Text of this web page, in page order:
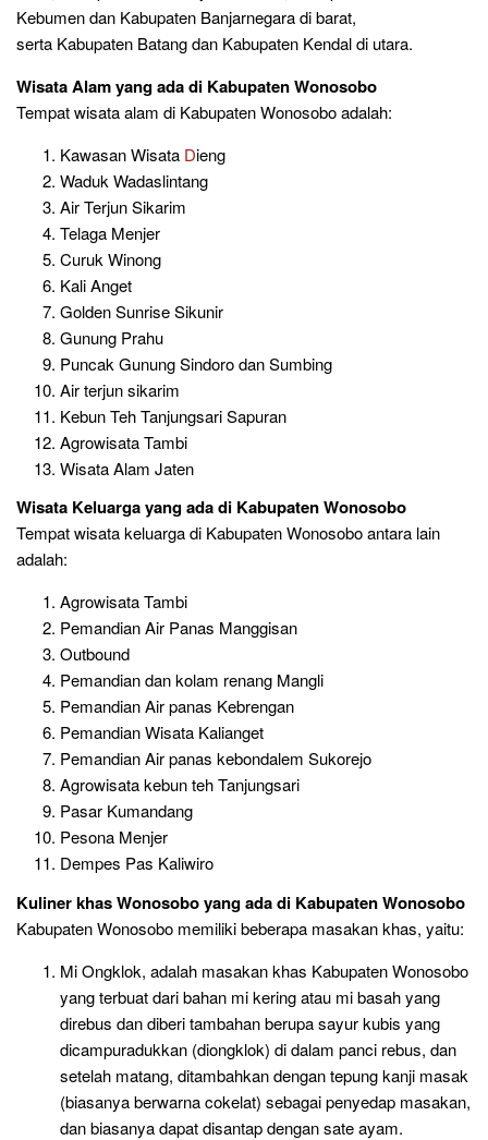
Kebumen dan Kabupaten Banjarnegara di barat,
serta Kabupaten Batang dan Kabupaten Kendal di utara.
Wisata Alamyang ada di Kabupaten Wonosobo
Tempat wisata alam di Kabupaten Wonosobo adalah:
Kawasan Wisata Dieng
Waduk Wadaslintang
Air Terjun Sikarim
Telaga Menjer
Curuk Winong
Kali Anget
Golden Sunrise Sikunir
Gunung Prahu
Puncak Gunung Sindoro dan Sumbing
Air terjun sikarim
Kebun Teh Tanjungsari Sapuran
Agrowisata Tambi
Wisata Alam Jaten
Wisata Keluarga yang ada di Kabupaten Wonosobo
Tempat wisata keluarga di Kabupaten Wonosobo antara lain
adalah:
Agrowisata Tambi
Pemandian Air Panas Manggisan
Outbound
Pemandian dan kolam renang Mangli
Pemandian Air panas Kebrengan
Pemandian Wisata Kalianget
Pemandian Air panas kebondalem Sukorejo
Agrowisata kebun teh Tanjungsari
Pasar Kumandang
Pesona Menjer
Dempes Pas Kaliwiro
Kuliner khas Wonosoboyang ada di Kabupaten Wonosobo
Kabupaten Wonosobo memiliki beberapa masakan khas, yaitu:
Mi Ongklok, adalah masakan khas Kabupaten Wonosobo
yang terbuat dari bahan mi kering atau mi basah yang
direbus dan diberi tambahan berupa sayur kubis yang
dicampuradukkan (diongklok) di dalam panci rebus, dan
setelah matang, ditambahkan dengan tepung kanji masak
(biasanya berwarna cokelat) sebagai penyedap masakan,
dan biasanya dapat disantap dengan sate ayam.